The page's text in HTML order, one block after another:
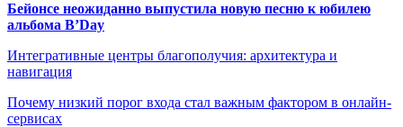
Бейонсе неожиданно выпустила новую песню к юбилею
альбома B’Day
Интегративные центры благополучия: архитектура и
навигация
Почему низкий порог входа стал важным фактором в онлайн-
сервисах